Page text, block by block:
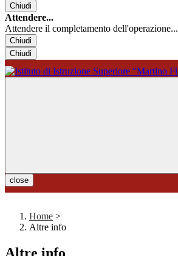
Chiudi
Attendere...
Attendere il completamento dell'operazione...
Chiudi
Chiudi
close
Home >
Altre info